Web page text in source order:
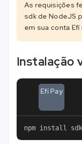
As requisições
sdk de NodeJS
em sua conta
Instalação
Efí Pay
npm install